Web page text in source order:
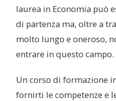
laurea in Economia può
di partenza ma, oltre a
molto lungo e oneroso,
entrare in questo campo.
Un corso di formazione
fornirti le competenze e